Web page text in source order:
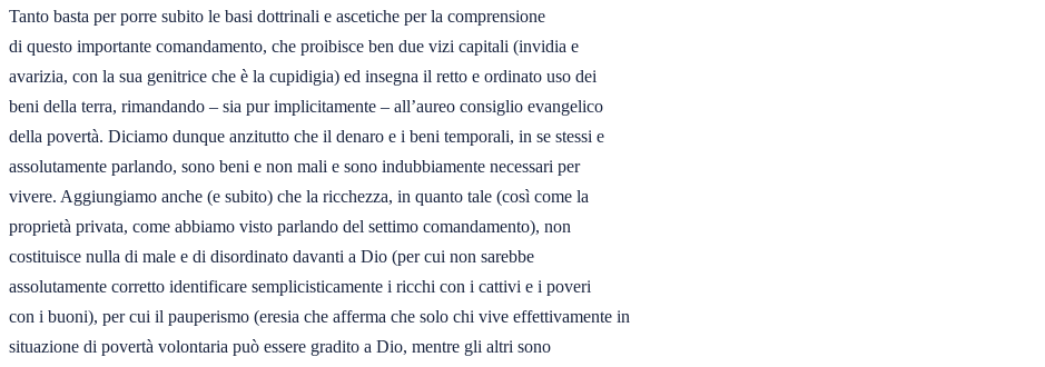
Tanto basta per porre subito le basi dottrinali e ascetiche per la comprensione
di questo importante comandamento, che proibisce ben due vizi capitali (invidia e
avarizia, con la sua genitrice che è la cupidigia) ed insegna il retto e ordinato uso dei
beni della terra, rimandando – sia pur implicitamente – all’aureo consiglio evangelico
della povertà. Diciamo dunque anzitutto che il denaro e i beni temporali, in se stessi e
assolutamente parlando, sono beni e non mali e sono indubbiamente necessari per
vivere. Aggiungiamo anche (e subito) che la ricchezza, in quanto tale (così come la
proprietà privata, come abbiamo visto parlando del settimo comandamento), non
costituisce nulla di male e di disordinato davanti a Dio (per cui non sarebbe
assolutamente corretto identificare semplicisticamente i ricchi con i cattivi e i poveri
con i buoni), per cui il pauperismo (eresia che afferma che solo chi vive effettivamente in
situazione di povertà volontaria può essere gradito a Dio, mentre gli altri sono